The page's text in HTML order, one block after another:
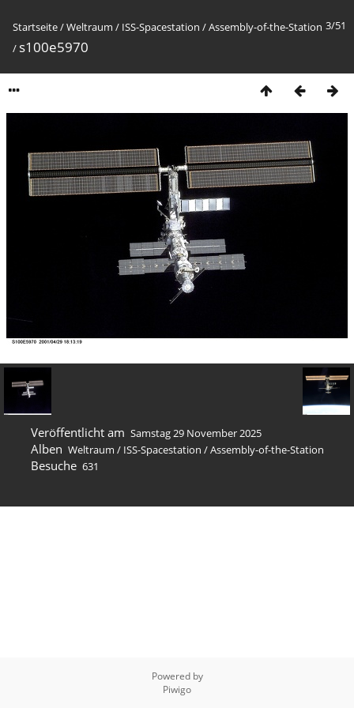
3/51
Startseite/Weltraum / ISS-Spacestation /Assembly-of-the-Station
/ s100e5970
Veröffentlicht am Samstag 29 November 2025
Alben Weltraum / ISS-Spacestation /Assembly-of-the-Station
Besuche 631
Powered by
Piwigo